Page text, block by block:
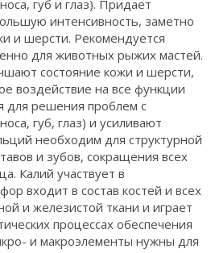
губ и глаз). Придает
интенсивность, заметно
и шерсти. Рекомендуется
для животных рыжих мастей.
состояние кожи и шерсти,
воздействие на все функции
для решения проблем с
губ, глаз) и усиливают
необходим для структурной
и зубов, сокращения всех
Калий участвует в
входит в состав костей и всех
и железистой ткани и играет
процессах обеспечения
и макроэлементы нужны для